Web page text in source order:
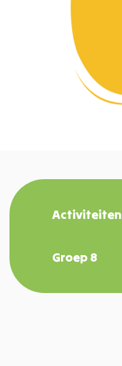
Activiteiten
Groep 8